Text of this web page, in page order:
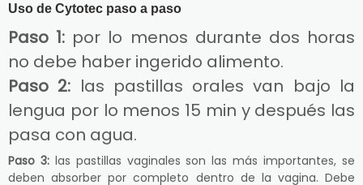
Uso de Cytotec paso a paso
Paso 1: por lo menos durante dos horas
no debe haber ingerido alimento.
Paso 2: las pastillas orales van bajo la
lengua por lo menos 15 min y después las
pasa con agua.
Paso 3:las pastillas vaginales son las más importantes, se
deben absorber por completo dentro de la vagina. Debe